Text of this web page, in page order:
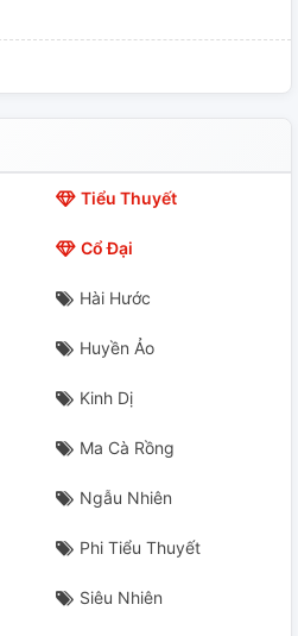
Tiểu Thuyết
Cổ Đại
Hài Hước
Huyền Ảo
Kinh Dị
Ma Cà Rồng
Ngẫu Nhiên
Phi Tiểu Thuyết
Siêu Nhiên